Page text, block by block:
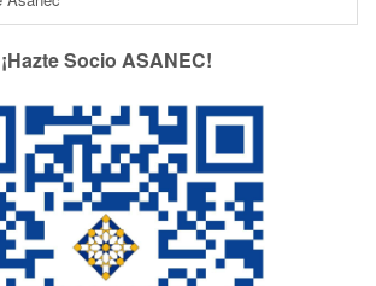
¡Hazte Socio ASANEC!